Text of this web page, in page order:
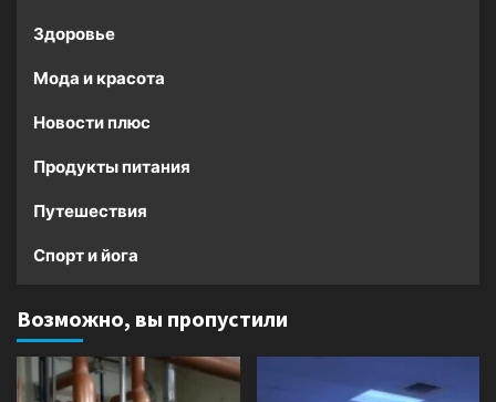
Здоровье
Мода и красота
Новости плюс
Продукты питания
Путешествия
Спорт и йога
Возможно, вы пропустили